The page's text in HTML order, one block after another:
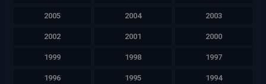
2005 2004 2003
2002 2001 2000
1999 1998 1997
1996 1995 1994